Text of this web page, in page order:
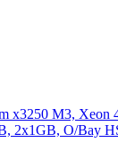
x3250 M3, Xeon
2x1GB, O/Bay